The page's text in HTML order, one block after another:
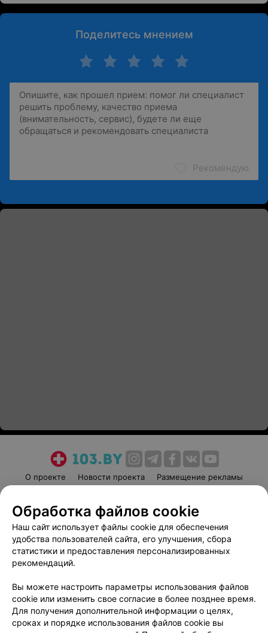
Поделитесь мнением
Рекомендую
О проекте Новости проекта
Размещение рекламы
Пользовательское соглашение
Способы оплаты
Вакансии
Партнеры
Написать руководителю 103.by
Обработка персональных данных
Обработка файлов cookie
Наш сайт использует файлы cookie для обеспечения
удобства пользователей сайта, его улучшения, сбора
статистики и предоставления персонализированных
рекомендаций.
Вы можете настроить параметры использования файлов
cookie или изменить свое согласие в более позднее время.
Для получения дополнительной информации о целях,
сроках и порядке использования файлов cookie вы